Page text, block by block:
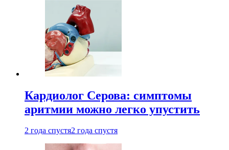
Кардиолог Серова: симптомы
аритмии можно легко упустить
2 года спустя2 года спустя